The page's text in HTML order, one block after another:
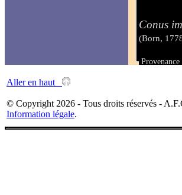
Conus
(Born,
Aller en haut
© Copyright 2026 - Tous droits réservés -
Information légale.